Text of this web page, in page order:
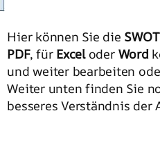
Hier können Sie die
PDF, für Exceloder Word
und weiter bearbeiten
Weiter unten finden Sie
besseres Verständnis der